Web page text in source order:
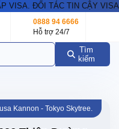
ĐỐI TÁC TIN CẬY
0888 94 6666
Hỗ trợ 24/7
Tìm
kiếm
Kannon - Tokyo Skytree.